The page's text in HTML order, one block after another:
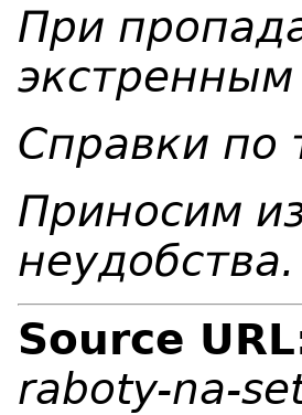
При
Справки по
Приносим
неудобства.
Source
raboty-na-